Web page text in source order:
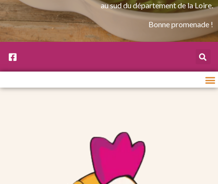
au sud du département de la Loire.
Bonne promenade !